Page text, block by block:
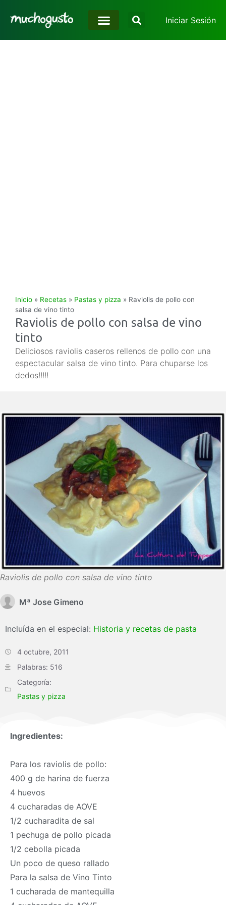
Iniciar Sesión
Inicio » Recetas » Pastas y pizza » Raviolis de pollo con
salsa de vino tinto
Raviolis de pollo con salsa de vino
tinto
Deliciosos raviolis caseros rellenos de pollo con una
espectacular salsa de vino tinto. Para chuparse los
dedos!!!!!
Raviolis de pollo con salsa de vino tinto
Mª Jose Gimeno
Incluída en el especial: Historia y recetas de pasta
4 octubre, 2011
Palabras: 516
Categoría:
Pastas y pizza
Ingredientes:
Para los raviolis de pollo:
400 g de harina de fuerza
4 huevos
4 cucharadas de AOVE
1/2 cucharadita de sal
1 pechuga de pollo picada
1/2 cebolla picada
Un poco de queso rallado
Para la salsa de Vino Tinto
1 cucharada de mantequilla